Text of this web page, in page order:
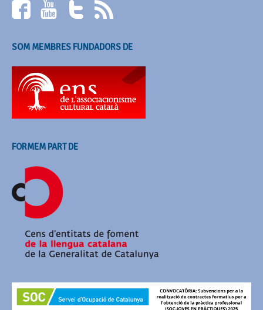
SOM MEMBRES FUNDADORS DE
FORMEM PART DE